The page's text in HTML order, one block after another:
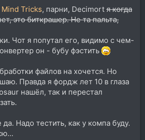
Tricks, парни, Decimort я когда
это биткрашер. Не та пальта,
Чот я попутал его, видимо с чем-
он - бубу фэстить
файлов на хочется. Но
Правда я фордж лет 10 в глаза
нашёл, так и перестал
да. Надо тестить, как у компа буду.